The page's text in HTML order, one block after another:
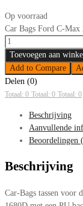
Op voorraad
Car Bags Ford C-Max
Toevoegen aan
Add to Compare
Delen (0)
Totaal: 0 Totaal: 0 Totaal: 0
Beschrijving
Aanvullende
Beoordelingen
Beschrijving
Car-Bags tassen voor